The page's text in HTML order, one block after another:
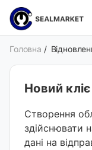
Головна /
Новий
Створення
здійснювати
дані на